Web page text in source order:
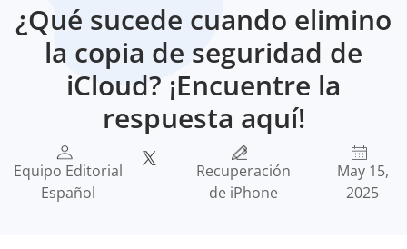
¿Qué sucede cuando elimino
la copia de seguridad de
iCloud? ¡Encuentre la
respuesta aquí!
Equipo Editorial
Español
Recuperación
de iPhone
May 15,
2025